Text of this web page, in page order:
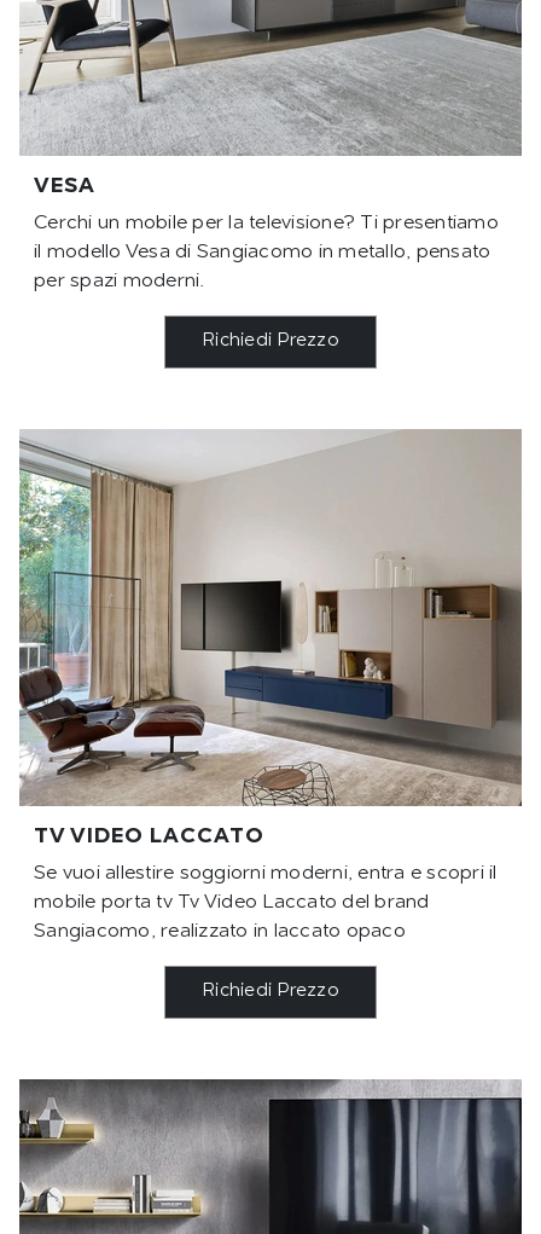
VESA
Cerchi un mobile per la televisione? Ti presentiamo
il modello Vesa di Sangiacomo in metallo, pensato
per spazi moderni.
Richiedi Prezzo
TV VIDEO LACCATO
Se vuoi allestire soggiorni moderni, entra e scopri il
mobile porta tv Tv Video Laccato del brand
Sangiacomo, realizzato in laccato opaco
Richiedi Prezzo